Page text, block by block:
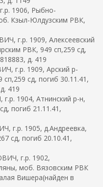
1906, Рыбно-
Кзыл-Юлдузским РВК,
г.р. 1909, Алексеевский
РВК, 949 сп,259 сд,
д. 419
г.р. 1909, Арский р-
сд, погиб 30.11.41,
419
1904, Атнинский р-н,
погиб 21.11.41,
1905, д.Андреевка,
сд, погиб 20.10.41,
г.р. 1902,
моб. Вязовским РВК
Вишера(найден в